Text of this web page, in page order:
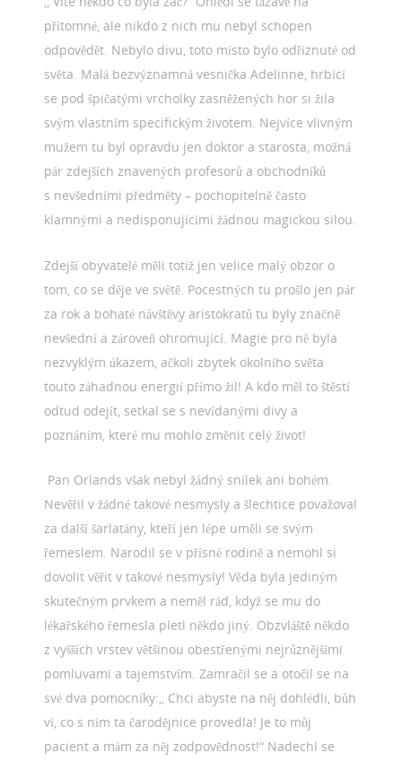
přítomné, ale nikdo z nich mu nebyl schopen
odpovědět. Nebylo divu, toto místo bylo odříznuté od
světa. Malá bezvýznamná vesnička Adelinne, hrbící
se pod špičatými vrcholky zasněžených hor si žila
svým vlastním specifickým životem. Nejvíce vlivným
mužem tu byl opravdu jen doktor a starosta, možná
pár zdejších znavených profesorů a obchodníků
s nevšedními předměty – pochopitelně často
klamnými a nedisponujícími žádnou magickou silou.
Zdejší obyvatelé měli totiž jen velice malý obzor o
tom, co se děje ve světě. Pocestných tu prošlo jen pár
za rok a bohaté návštěvy aristokratů tu byly značně
nevšední a zároveň ohromující. Magie pro ně byla
nezvyklým úkazem, ačkoli zbytek okolního světa
touto záhadnou energií přímo žil! A kdo měl to štěstí
odtud odejít, setkal se s nevídanými divy a
poznáním, které mu mohlo změnit celý život!
Pan Orlands však nebyl žádný snílek ani bohém.
Nevěřil v žádné takové nesmysly a šlechtice považoval
za další šarlatány, kteří jen lépe uměli se svým
řemeslem. Narodil se v přísné rodině a nemohl si
dovolit věřit v takové nesmysly! Věda byla jediným
skutečným prvkem a neměl rád, když se mu do
lékařského řemesla pletl někdo jiný. Obzvláště někdo
z vyšších vrstev většinou obestřenými nejrůznějšími
pomluvami a tajemstvím. Zamračil se a otočil se na
své dva pomocníky:,, Chci abyste na něj dohlédli, bůh
ví, co s ním ta čarodějnice provedla! Je to můj
pacient a mám za něj zodpovědnost!“ Nadechl se